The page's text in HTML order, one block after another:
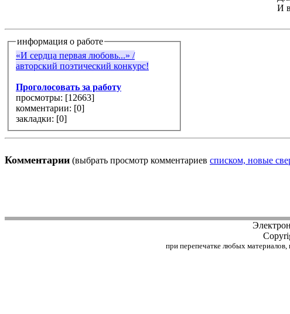
И
информация о работе
«И сердца первая любовь...» /
авторский поэтический конкурс!
Проголосовать за работу
просмотры: [12663]
комментарии: [0]
закладки: [0]
Комментарии (выбрать просмотр комментариев списком, новые
при перепечатке любых материалов,